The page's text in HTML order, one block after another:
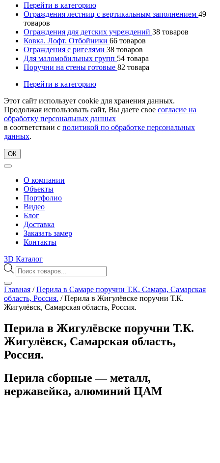
Перейти в категорию
Ограждения лестниц с вертикальным заполнением 49
товаров
Ограждения для детских учреждений 38 товаров
Ковка. Лофт. Отбойники 66 товаров
Ограждения с ригелями 38 товаров
Для маломобильных групп 54 товара
Поручни на стены готовые 82 товара
Перейти в категорию
Этот сайт использует cookie для хранения данных.
Продолжая использовать сайт, Вы даете свое согласие на
обработку персональных данных
в соответствии с политикой по обработке персональных
данных.
ОК
О компании
Объекты
Портфолио
Видео
Блог
Доставка
Заказать замер
Контакты
3D Каталог
Поиск
товаров
Главная /Перила в Самаре поручни Т.К. Самара, Самарская
область, Россия. /Перила в Жигулёвске поручни Т.К.
Жигулёвск, Самарская область, Россия.
Перила в Жигулёвске поручни Т.К.
Жигулёвск, Самарская область,
Россия.
Перила сборные — металл,
нержавейка, алюминий ЦАМ